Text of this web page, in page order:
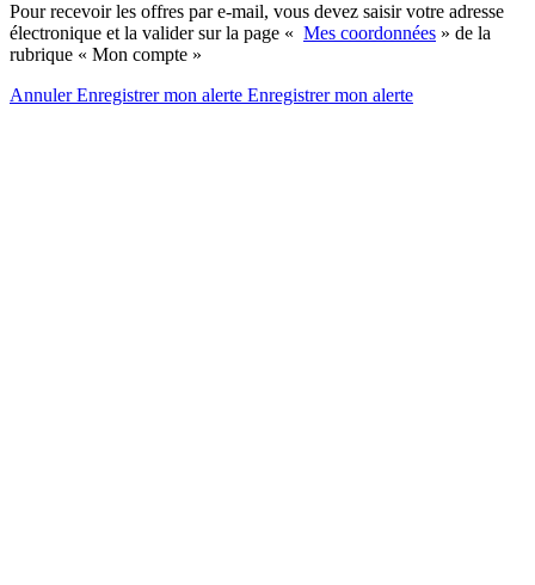
Pour recevoir les offres par e-mail, vous devez saisir votre adresse
électronique et la valider sur la page « Mes coordonnées » de la
rubrique « Mon compte »
AnnulerEnregistrer mon alerte Enregistrermon alerte